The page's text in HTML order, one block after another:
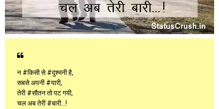
न #किसी से #दुश्मनी है,
सबसे अपनी #यारी,
तेरी #सौतन तो पट गयी,
चल अब तेरी #बारी...!